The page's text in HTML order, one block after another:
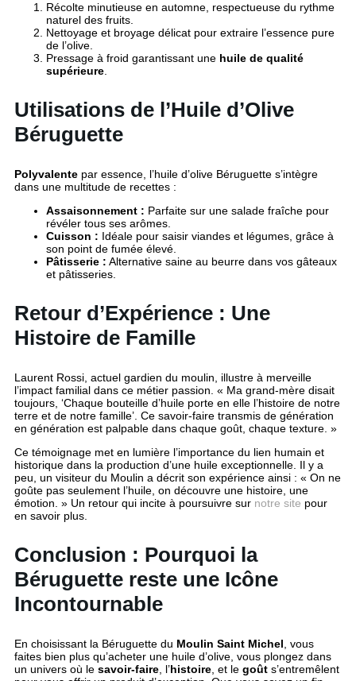
Récolte minutieuse en automne, respectueuse du rythme
naturel des fruits.
Nettoyage et broyage délicat pour extraire l’essence pure
de l’olive.
Pressage à froid garantissant une huile de qualité
supérieure
Utilisations de l’Huile d’Olive
Béruguette
Polyvalente par essence, l’huile d’olive Béruguette s’intègre
dans une multitude de recettes :
Assaisonnement : Parfaite sur une salade fraîche pour
révéler tous ses arômes.
Cuisson : Idéale pour saisir viandes et légumes, grâce à
son point de fumée élevé.
Pâtisserie : Alternative saine au beurre dans vos gâteaux
et pâtisseries.
Retour d’Expérience : Une
Histoire de Famille
Laurent Rossi, actuel gardien du moulin, illustre à merveille
l’impact familial dans ce métier passion. « Ma grand-mère disait
toujours, ‘Chaque bouteille d’huile porte en elle l’histoire de notre
terre et de notre famille’. Ce savoir-faire transmis de génération
en génération est palpable dans chaque goût, chaque texture. »
Ce témoignage met en lumière l’importance du lien humain et
historique dans la production d’une huile exceptionnelle. Il y a
peu, un visiteur du Moulin a décrit son expérience ainsi : « On ne
goûte pas seulement l’huile, on découvre une histoire, une
émotion. » Un retour qui incite à poursuivre sur notre site pour
en savoir plus.
Conclusion : Pourquoi la
Béruguette reste une Icône
Incontournable
En choisissant la Béruguette du Moulin Saint Michel , vous
faites bien plus qu’acheter une huile d’olive, vous plongez dans
un univers où le savoir-faire , l’histoire , et le goût s’entremêlent